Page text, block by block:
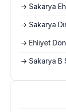
→ Sakarya
→ Sakarya
→ Ehliyet
→ Sakarya B